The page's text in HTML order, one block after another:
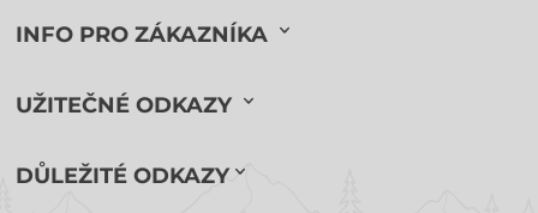
INFO PRO ZÁKAZNÍKA
UŽITEČNÉ ODKAZY
DŮLEŽITÉ ODKAZY